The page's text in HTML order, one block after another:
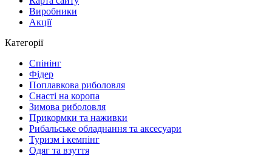
Виробники
Акції
Категорії
Спінінг
Фідер
Поплавкова риболовля
Снасті на коропа
Зимова риболовля
Прикормки та наживки
Рибальське обладнання та аксесуари
Туризм і кемпінг
Одяг та взуття